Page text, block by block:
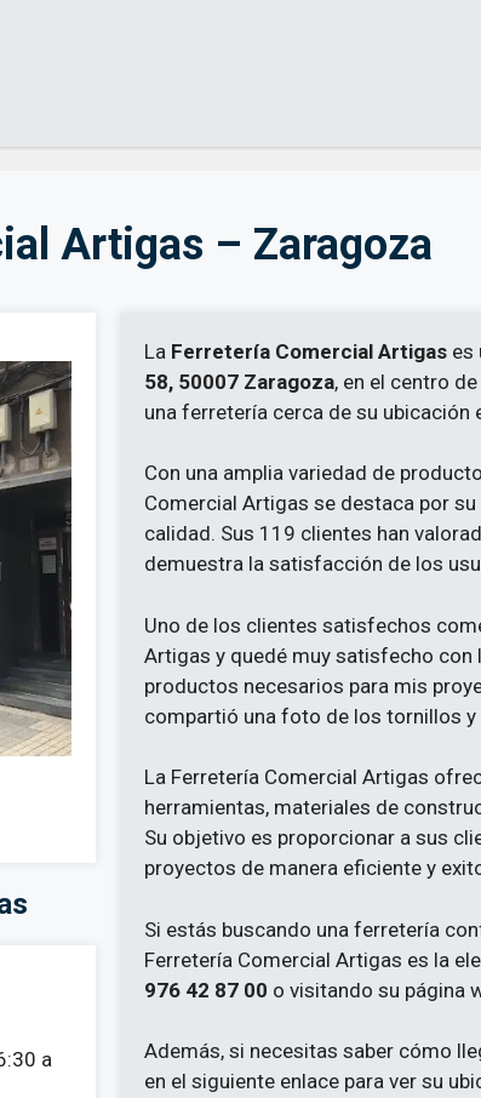
Artigas – Zaragoza
a
La Ferretería Comercial Artigases
58, 50007 Zaragoza, en el centro
una ferretería cerca de su ubicación
Con una amplia variedad de
Comercial Artigas se destaca por
calidad. Sus 119 clientes han
demuestra la satisfacción de los
Uno de los clientes satisfechos
Artigas y quedé muy satisfecho
productos necesarios para mis
compartió una foto de los tornillos
La Ferretería Comercial Artigas
herramientas, materiales de
Su objetivo es proporcionar a sus
proyectos de manera eficiente y
Si estás buscando una ferretería
Ferretería Comercial Artigas es la
976 42 87 00 o visitando su página
Además, si necesitas saber cómo
en el siguiente enlace para ver su